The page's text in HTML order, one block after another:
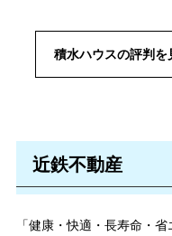
積水ハウスの評判を
近鉄不動産
「健康・快適・長寿命・